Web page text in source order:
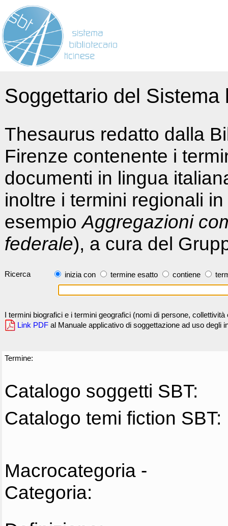
Soggettario del
Thesaurus redatto dalla
Firenze contenente i
documenti in lingua
inoltre i termini regionali
esempioAggregazioni
federale), a cura del
Ricerca inizia con termine esatto contiene
I termini biografici e i termini geografici (nomi di persone,
Link PDF al Manuale applicativo di soggettazione ad uso degli
Termine:
Catalogo soggetti SBT:
Catalogo temi fiction SBT:
Macrocategoria -
Categoria: